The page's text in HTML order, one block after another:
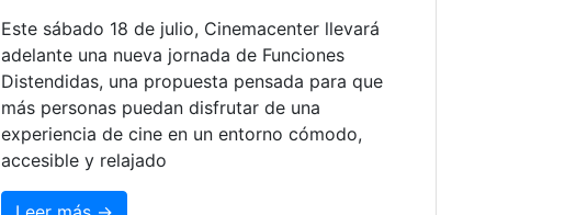
Este sábado 18 de julio, Cinemacenter llevará
adelante una nueva jornada de Funciones
Distendidas, una propuesta pensada para que
más personas puedan disfrutar de una
experiencia de cine en un entorno cómodo,
accesible y relajado